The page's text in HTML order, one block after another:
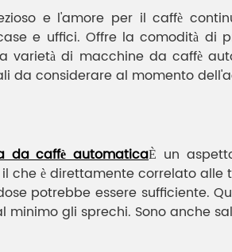
e l'amore per il caffè
e uffici. Offre la comodità di
varietà di macchine da caffè
da considerare al momento
da caffè automaticaÈ un
è direttamente correlato alle
potrebbe essere sufficiente.
gli sprechi. Sono anche